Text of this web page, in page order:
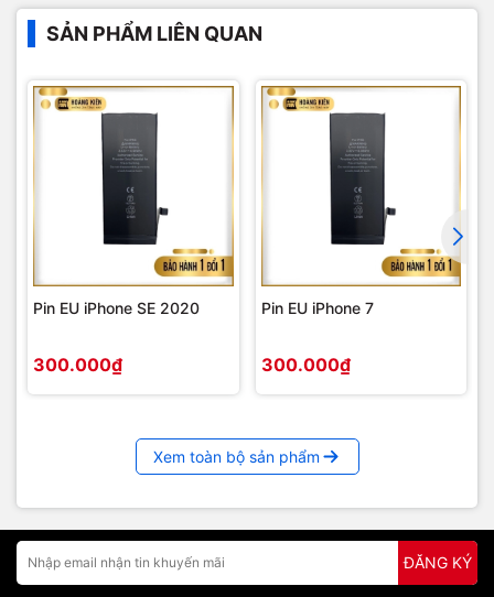
SẢN PHẨM LIÊN QUAN
Pin EU iPhone SE 2020
300.000₫
Pin EU iPhone 7
300.000₫
Xem toàn bộ sản phẩm
ĐĂNG KÝ